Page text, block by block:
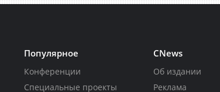
Популярное
Конференции
Специальные проекты
CNews
Об издании
Реклама